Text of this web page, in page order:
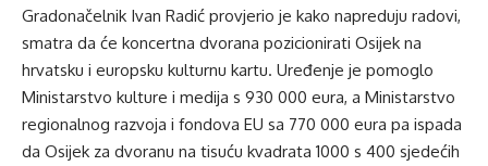
Gradonačelnik Ivan Radić provjerio je kako napreduju radovi,
smatra da će koncertna dvorana pozicionirati Osijek na
hrvatsku i europsku kulturnu kartu. Uređenje je pomoglo
Ministarstvo kulture i medija s 930 000 eura, a Ministarstvo
regionalnog razvoja i fondova EU sa 770 000 eura pa ispada
da Osijek za dvoranu na tisuću kvadrata 1000 s 400 sjedećih